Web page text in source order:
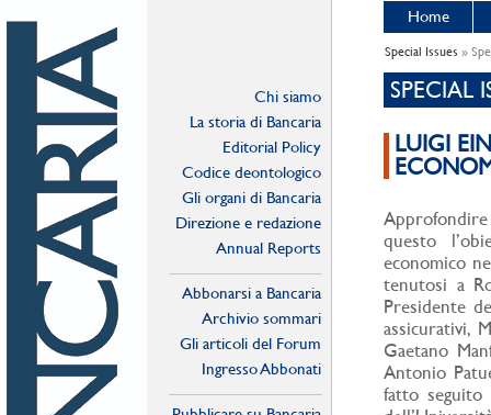
Chi siamo
La storia di Bancaria
Editorial Policy
Codice deontologico
Gli organi di Bancaria
Direzione e redazione
Annual Reports
Abbonarsi a Bancaria
Archivio sommari
Gli articoli del Forum
Ingresso Abbonati
Home
Special Issues »
SPECIAL
LUIGI
Approfondire
questo
economico
tenutosi a
Presidente
assicurativi,
Gaetano
Antonio
fatto seguito